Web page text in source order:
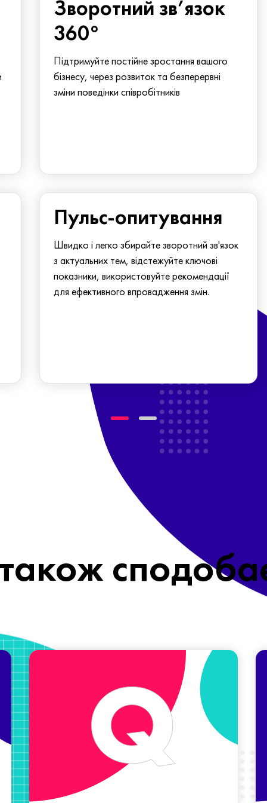
Зворотний зв’язок
360°
Підтримуйте постійне зростання вашого
бізнесу, через розвиток та безперервні
зміни поведінки співробітників
Пульс-опитування
Швидко і легко збирайте зворотний зв'язок
з актуальних тем, відстежуйте ключові
показники, використовуйте рекомендації
для ефективного впровадження змін.